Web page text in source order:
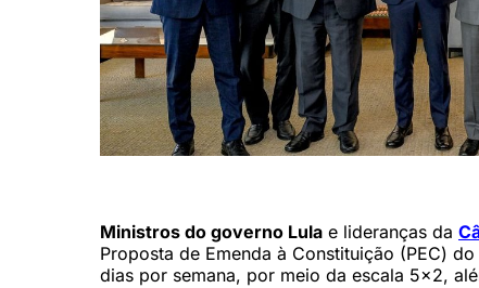
Ministros do governo Lula e lideranças da
Proposta de Emenda à Constituição (PEC)
dias por semana, por meio da escala 5x2,